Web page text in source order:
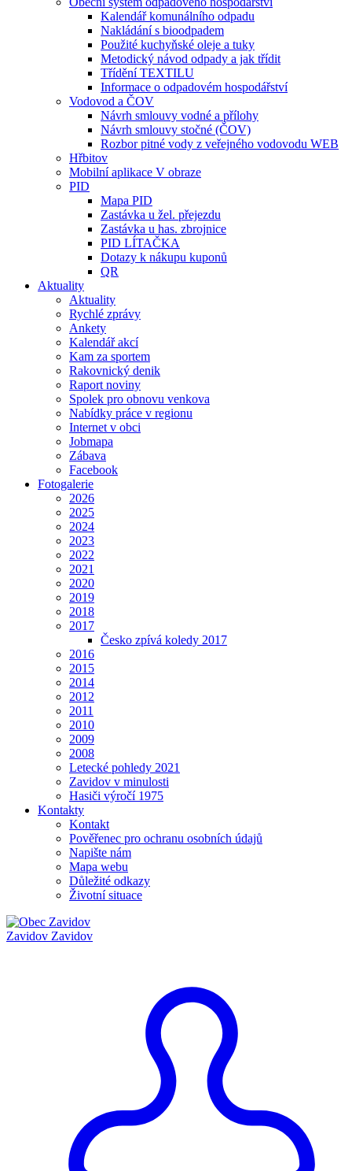
Kalendář komunálního odpadu
Nakládání s bioodpadem
Použité kuchyňské oleje a tuky
Metodický návod odpady a jak třídit
Třídění TEXTILU
Informace o odpadovém hospodářství
Vodovod a ČOV
Návrh smlouvy vodné a přílohy
Návrh smlouvy stočné (ČOV)
Rozbor pitné vody z veřejného vodovodu WEB
Hřbitov
Mobilní aplikace V obraze
PID
Mapa PID
Zastávka u žel. přejezdu
Zastávka u has. zbrojnice
PID LÍTAČKA
Dotazy k nákupu kuponů
QR
Aktuality
Aktuality
Rychlé zprávy
Ankety
Kalendář akcí
Kam za sportem
Rakovnický denik
Raport noviny
Spolek pro obnovu venkova
Nabídky práce v regionu
Internet v obci
Jobmapa
Zábava
Facebook
Fotogalerie
2026
2025
2024
2023
2022
2021
2020
2019
2018
2017
Česko zpívá koledy 2017
2016
2015
2014
2012
2011
2010
2009
2008
Letecké pohledy 2021
Zavidov v minulosti
Hasiči výročí 1975
Kontakty
Kontakt
Pověřenec pro ochranu osobních údajů
Napište nám
Mapa webu
Důležité odkazy
Životní situace
Zavidov Zavidov